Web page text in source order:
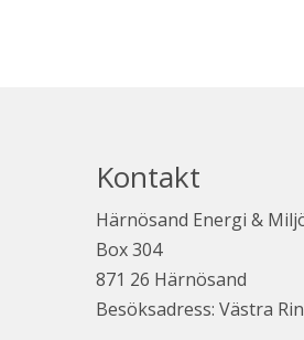
Kontakt
Härnösand Energi &
Box 304
871 26 Härnösand
Besöksadress: Västra